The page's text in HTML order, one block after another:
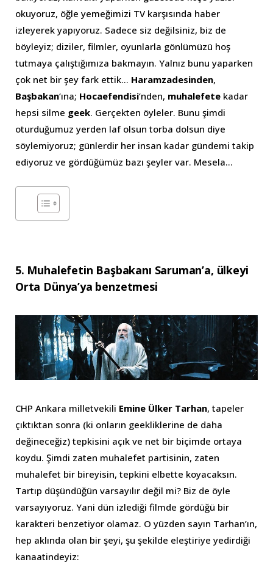
okuyoruz, öğle yemeğimizi TV karşısında haber
izleyerek yapıyoruz. Sadece siz değilsiniz, biz de
böyleyiz; diziler, filmler, oyunlarla gönlümüzü hoş
tutmaya çalıştığımıza bakmayın. Yalnız bunu yaparken
çok net bir şey fark ettik… Haramzadesinden,
Başbakan‘ına; Hocaefendisi‘nden, muhalefete kadar
hepsi silme geek. Gerçekten öyleler. Bunu şimdi
oturduğumuz yerden laf olsun torba dolsun diye
söylemiyoruz; günlerdir her insan kadar gündemi takip
ediyoruz ve gördüğümüz bazı şeyler var. Mesela…
5. Muhalefetin Başbakanı Saruman’a, ülkeyi
Orta Dünya’ya benzetmesi
CHP Ankara milletvekili Emine Ülker Tarhan, tapeler
çıktıktan sonra (ki onların geekliklerine de daha
değineceğiz) tepkisini açık ve net bir biçimde ortaya
koydu. Şimdi zaten muhalefet partisinin, zaten
muhalefet bir bireyisin, tepkini elbette koyacaksın.
Tartıp düşündüğün varsayılır değil mi? Biz de öyle
varsayıyoruz. Yani dün izlediği filmde gördüğü bir
karakteri benzetiyor olamaz. O yüzden sayın Tarhan’ın,
hep aklında olan bir şeyi, şu şekilde eleştiriye yedirdiği
kanaatindeyiz: